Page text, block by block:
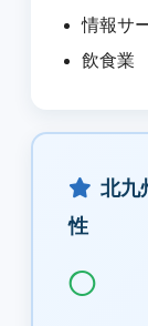
情報サ
飲食業
北九
性
◯